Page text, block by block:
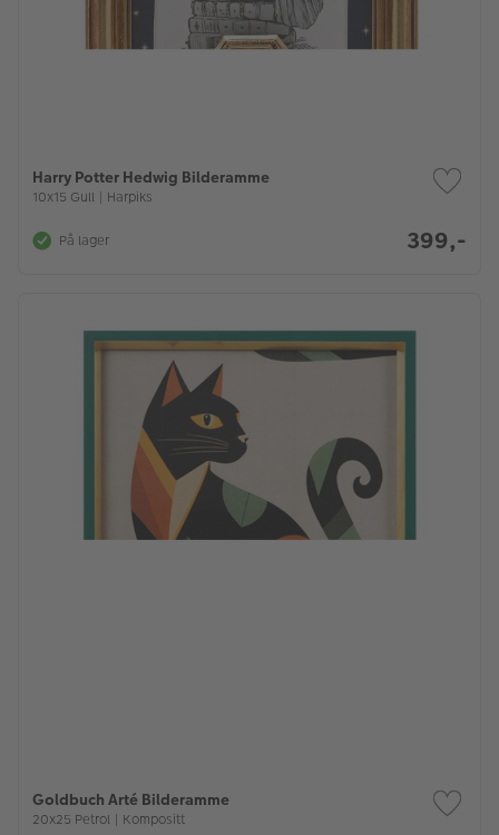
Harry Potter Hedwig Bilderamme
10x15 Gull | Harpiks
På lager 399,-
Goldbuch Arté Bilderamme
20x25 Petrol | Kompositt